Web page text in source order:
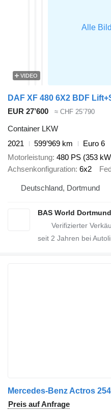
VIDEO
EUR 27’600 ≈ CHF 25’790
Container LKW
2021
599’969 km
Euro 6
Motorleistung 480 PS (353
Achsenkonfiguration 6x2
Deutschland, Dortmund
BAS World Dortmund
seit 2 Jahren bei
Mercedes-Benz Actros
Preis auf Anfrage